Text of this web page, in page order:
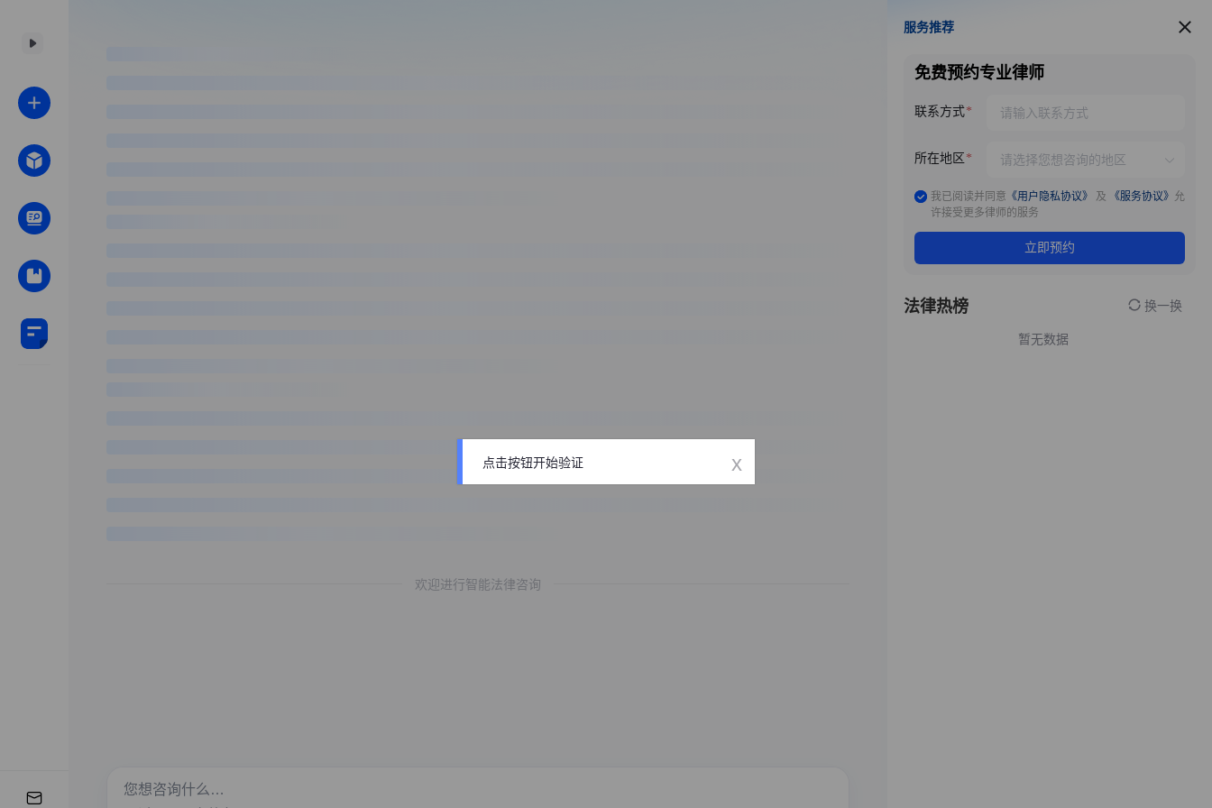
欢迎进行智能法律咨询
服务推荐
服务推荐
免费预约专业律师
联系方式
所在地区
我已阅读并同意 《用户隐私协议》 及 《服务协议》 允
许接受更多律师的服务
立即预约
法律热榜 换一换
暂无数据
点击按钮开始验证 x